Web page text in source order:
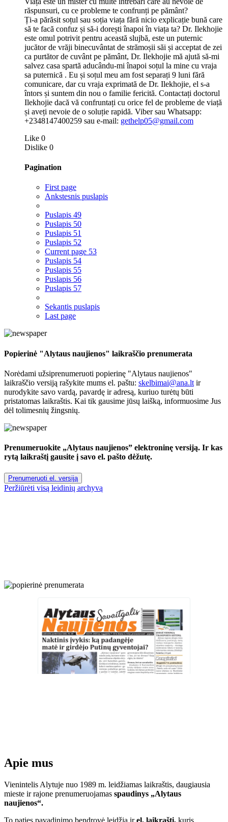
răspunsuri, cu ce probleme te confrunți pe pământ?
Ți-a părăsit soțul sau soția viața fără nicio explicație bună care
să te facă confuz și să-i dorești înapoi în viața ta? Dr. Ilekhojie
este omul potrivit pentru această slujbă, este un puternic
jucător de vrăji binecuvântat de strămoșii săi și acceptat de zei
ca purtător de cuvânt pe pământ, Dr. Ilekhojie mă ajută să-mi
salvez casa spartă aducându-mi înapoi soțul la mine cu vraja
sa puternică . Eu și soțul meu am fost separați 9 luni fără
comunicare, dar cu vraja exprimată de Dr. Ilekhojie, el s-a
întors și suntem din nou o familie fericită. Contactați doctorul
Ilekhojie dacă vă confruntați cu orice fel de probleme de viață
și aveți nevoie de o soluție rapidă. Viber sau Whatsapp:
+2348147400259 sau e-mail: gethelp05@gmail.com
Like 0
Dislike 0
Pagination
First page
Ankstesnis puslapis
Puslapis 49
Puslapis 50
Puslapis 51
Puslapis 52
Current page 53
Puslapis 54
Puslapis 55
Puslapis 56
Puslapis 57
Sekantis puslapis
Last page
Popierinė "Alytaus naujienos" laikraščio prenumerata
Norėdami užsiprenumeruoti popierinę "Alytaus naujienos"
laikraščio versiją rašykite mums el. paštu: skelbimai@ana.lt ir
nurodykite savo vardą, pavardę ir adresą, kuriuo turėtų būti
pristatomas laikraštis. Kai tik gausime jūsų laišką, informuosime Jus
dėl tolimesnių žingsnių.
Prenumeruokite „Alytaus naujienos” elektroninę versiją. Ir kas
rytą laikraštį gausite į savo el. pašto dėžutę.
Prenumeruoti el. versiją
Peržiūrėti visą leidinių archyvą
Apie mus
Vienintelis Alytuje nuo 1989 m. leidžiamas laikraštis, daugiausia
mieste ir rajone prenumeruojamas spaudinys „Alytaus
naujienos“.